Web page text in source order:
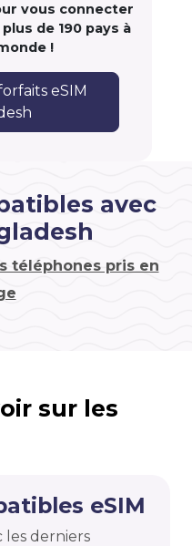
vous connecter
de 190 pays à
!
eSIM
avec
téléphones pris en
sur les
eSIM
les derniers